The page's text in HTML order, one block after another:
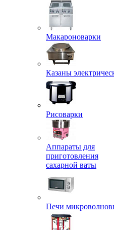
Макароноварки
Казаны
Рисоварки
Аппараты для
приготовления
сахарной ваты
Печи